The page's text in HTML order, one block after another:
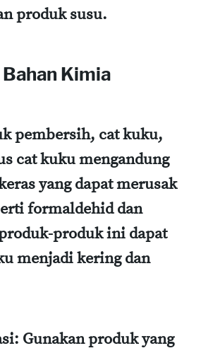
produk susu.
Kimia
pembersih, cat kuku,
cat kuku mengandung
yang dapat merusak
formaldehid dan
produk ini dapat
menjadi kering dan
: Gunakan produk yang